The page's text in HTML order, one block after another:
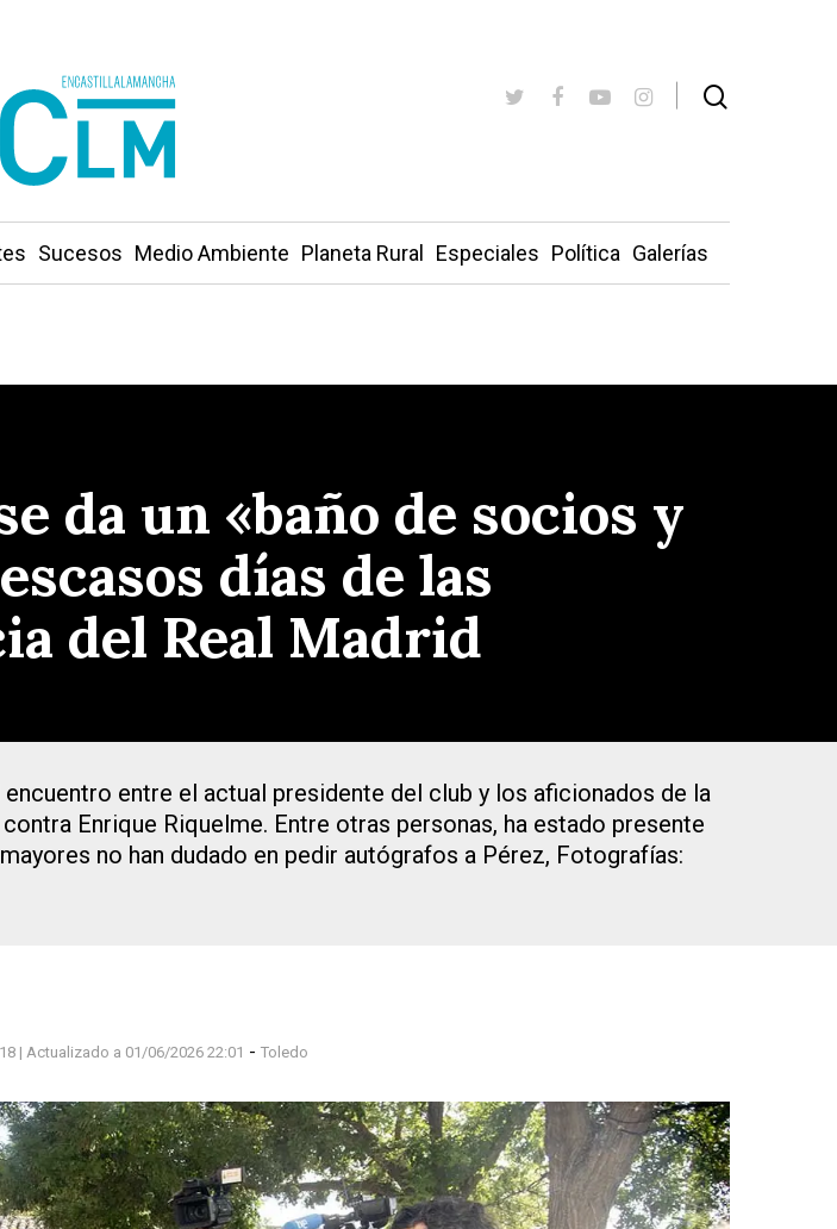
Sucesos Medio Ambiente Planeta Rural Especiales Política Galerías
da un «baño de socios y
días de las
del Real Madrid
entre el actual presidente del club y los aficionados de la
Enrique Riquelme. Entre otras personas, ha estado presente
no han dudado en pedir autógrafos a Pérez, Fotografías:
| Actualizado a 01/06/2026 22:01 - Toledo